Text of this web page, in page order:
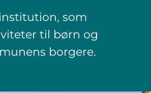
som
til børn og
borgere.